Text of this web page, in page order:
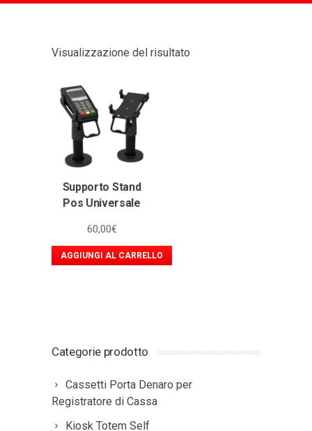
Visualizzazione del risultato
Supporto Stand
Pos Universale
60,00€
AGGIUNGI AL CARRELLO
Categorie prodotto
Cassetti Porta Denaro per
Registratore di Cassa
Kiosk Totem Self